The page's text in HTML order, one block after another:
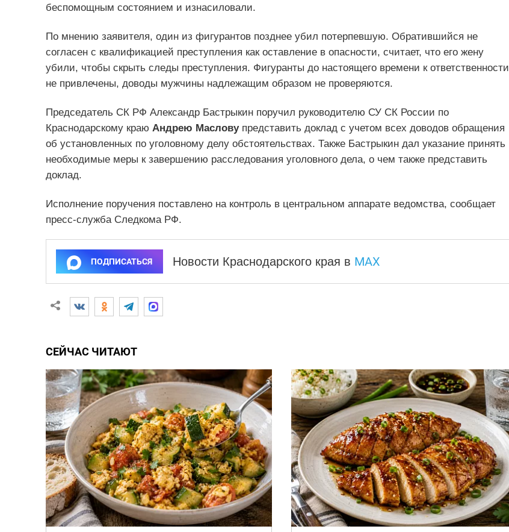
беспомощным состоянием и изнасиловали.
По мнению заявителя, один из фигурантов позднее убил потерпевшую. Обратившийся не
согласен с квалификацией преступления как оставление в опасности, считает, что его жену
убили, чтобы скрыть следы преступления. Фигуранты до настоящего времени к ответственности
не привлечены, доводы мужчины надлежащим образом не проверяются.
Председатель СК РФ Александр Бастрыкин поручил руководителю СУ СК России по
Краснодарскому краю Андрею Масловупредставить доклад с учетом всех доводов обращения
об установленных по уголовному делу обстоятельствах. Также Бастрыкин дал указание принять
необходимые меры к завершению расследования уголовного дела, о чем также представить
доклад.
Исполнение поручения поставлено на контроль в центральном аппарате ведомства, сообщает
пресс-служба Следкома РФ.
ПОДПИСАТЬСЯ Новости Краснодарского края в MAX
СЕЙЧАС ЧИТАЮТ